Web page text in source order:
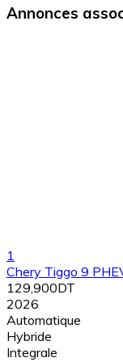
Annonces
1
Chery Tiggo 9
129,900DT
2026
Automatique
Hybride
Integrale